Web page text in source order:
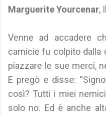
Marguerite Yourcenar,
Venne ad accadere
camicie fu colpito dalla
piazzare le sue merci,
E pregò e disse:
così? Tutti i miei
solo no. Ed è anche